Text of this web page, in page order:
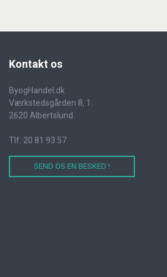
Kontakt os
ByogHandel.dk
Værkstedsgården 8, 1.
2620 Albertslund
Tlf. 20 81 93 57
SEND OS EN BESKED !